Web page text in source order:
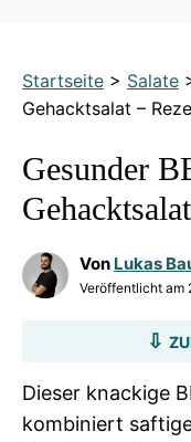
Startseite > Salate
Gehacktsalat –
Gesunder
Von Lukas
Veröffentlicht am
Dieser knackige
kombiniert